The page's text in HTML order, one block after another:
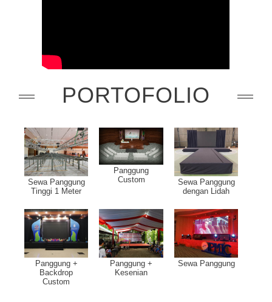
PORTOFOLIO
Sewa Panggung
Tinggi 1 Meter
Panggung
Custom
Sewa Panggung
dengan Lidah
Panggung +
Backdrop
Custom
Panggung +
Kesenian
Sewa Panggung